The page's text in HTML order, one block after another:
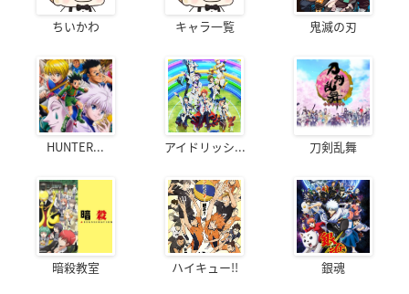
ちいかわ キャラ一覧 鬼滅の刃
HUNTER... アイドリッシ... 刀剣乱舞
暗殺教室 ハイキュー!! 銀魂